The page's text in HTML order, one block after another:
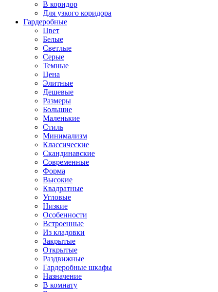
В коридор
Для узкого коридора
Гардеробные
Цвет
Белые
Светлые
Серые
Темные
Цена
Элитные
Дешевые
Размеры
Большие
Маленькие
Стиль
Минимализм
Классические
Скандинавские
Современные
Форма
Высокие
Квадратные
Угловые
Низкие
Особенности
Встроенные
Из кладовки
Закрытые
Открытые
Раздвижные
Гардеробные шкафы
Назначение
В комнату